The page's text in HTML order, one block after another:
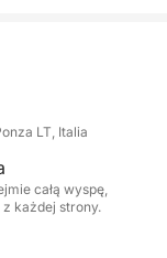
i zatoczkami
wyspę
przystanek
piękna
LT, Italia
całą wyspę,
każdej strony.